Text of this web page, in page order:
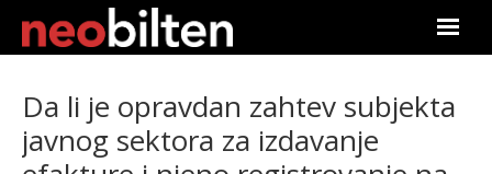
Pretraga
Da li je opravdan zahtev subjekta
javnog sektora za izdavanje